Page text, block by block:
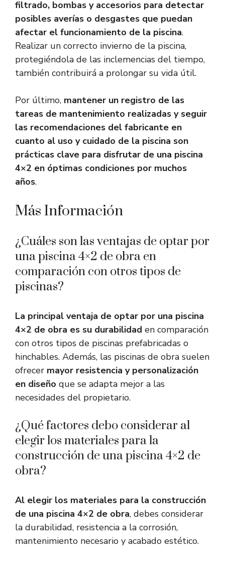
filtrado, bombas y accesorios para detectar
posibles averías o desgastes que puedan
afectar el funcionamiento de la piscina.
Realizar un correcto invierno de la piscina,
protegiéndola de las inclemencias del tiempo,
también contribuirá a prolongar su vida útil.
Por último, mantener un registro de las
tareas de mantenimiento realizadas y seguir
las recomendaciones del fabricante en
cuanto al uso y cuidado de la piscina son
prácticas clave para disfrutar de una piscina
4×2 en óptimas condiciones por muchos
años.
Más Información
¿Cuáles son las ventajas de optar por
una piscina 4×2 de obra en
comparación con otros tipos de
piscinas?
La principal ventaja de optar por una piscina
4×2 de obra es su durabilidad en comparación
con otros tipos de piscinas prefabricadas o
hinchables. Además, las piscinas de obra suelen
ofrecer mayor resistencia y personalización
en diseño que se adapta mejor a las
necesidades del propietario.
¿Qué factores debo considerar al
elegir los materiales para la
construcción de una piscina 4×2 de
obra?
Al elegir los materiales para la construcción
de una piscina 4×2 de obra, debes considerar
la durabilidad, resistencia a la corrosión,
mantenimiento necesario y acabado estético.